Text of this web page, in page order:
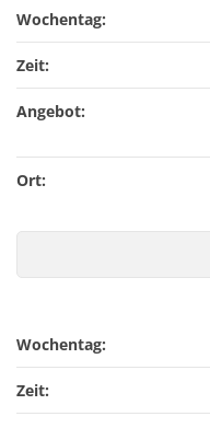
Wochentag:
Zeit:
Angebot:
Ort:
Wochentag:
Zeit: